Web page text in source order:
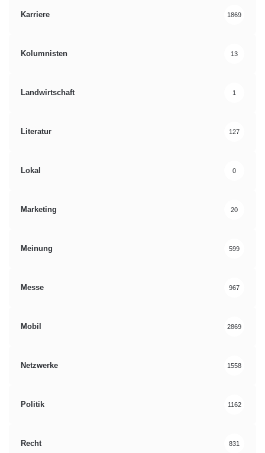
Karriere 1869
Kolumnisten 13
Landwirtschaft 1
Literatur 127
Lokal 0
Marketing 20
Meinung 599
Messe 967
Mobil 2869
Netzwerke 1558
Politik 1162
Recht 831